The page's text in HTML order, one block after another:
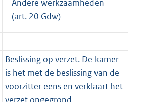
Andere werkzaamheden
(art. 20 Gdw)
Beslissing op verzet. De kamer
is het met de beslissing van de
voorzitter eens en verklaart het